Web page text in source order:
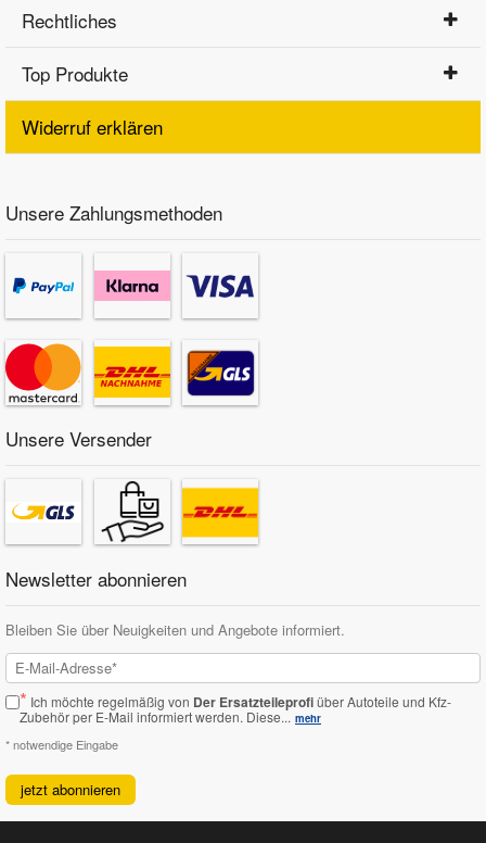
Rechtliches
Top Produkte
Widerruf erklären
Unsere Zahlungsmethoden
Unsere Versender
Newsletter abonnieren
Bleiben Sie über Neuigkeiten und Angebote informiert.
* Ich möchte regelmäßig von Der Ersatzteileprofiüber Autoteile und Kfz-
Zubehör per E-Mail informiert werden. Diese... mehr
* notwendige Eingabe
jetzt abonnieren